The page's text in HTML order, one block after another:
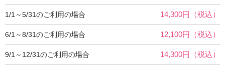
1/1～5/31のご利用の場合 14,300円（税込）
6/1～8/31のご利用の場合 12,100円（税込）
9/1～12/31のご利用の場合 14,300円（税込）